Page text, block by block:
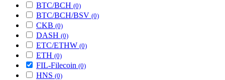
BTC/BCH (0)
BTC/BCH/BSV (0)
CKB (0)
DASH (0)
ETC/ETHW (0)
ETH (0)
FIL-Filecoin (0)
HNS (0)